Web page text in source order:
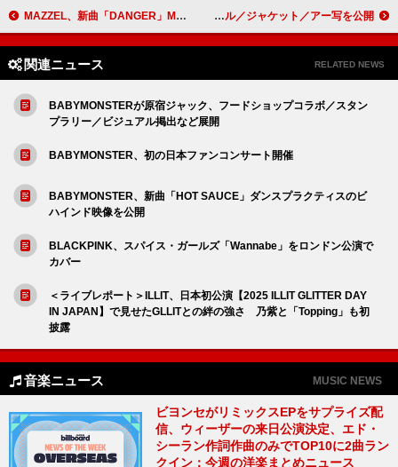
MAZZEL、新曲「DANGER」MVで殺陣を披露 全国ツアーファイナル公演の一部を無料生配信へ Sakurashimeji、ニューアルバムのタイトル／ジャケット／アー写を公開
関連ニュース RELATED NEWS
BABYMONSTERが原宿ジャック、フードショップコラボ／スタン
プラリー／ビジュアル掲出など展開
BABYMONSTER、初の日本ファンコンサート開催
BABYMONSTER、新曲「HOT SAUCE」ダンスプラクティスのビ
ハインド映像を公開
BLACKPINK、スパイス・ガールズ「Wannabe」をロンドン公演で
カバー
＜ライブレポート＞ILLIT、日本初公演【2025 ILLIT GLITTER DAY
IN JAPAN】で見せたGLLITとの絆の強さ 乃紫と「Topping」も初
披露
音楽ニュース MUSIC NEWS
ビヨンセがリミックスEPをサプライズ配
信、ウィーザーの来日公演決定、エド・
シーラン作詞作曲のみでTOP10に2曲ラン
クイン：今週の洋楽まとめニュース